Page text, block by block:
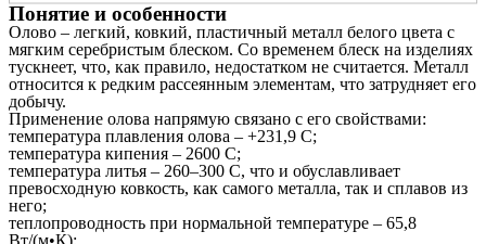
Понятие и особенности
Олово – легкий, ковкий, пластичный металл белого цвета с
мягким серебристым блеском. Со временем блеск на изделиях
тускнеет, что, как правило, недостатком не считается. Металл
относится к редким рассеянным элементам, что затрудняет его
добычу.
Применение олова напрямую связано с его свойствами:
температура плавления олова – +231,9 С;
температура кипения – 2600 С;
температура литья – 260–300 С, что и обуславливает
превосходную ковкость, как самого металла, так и сплавов из
него;
теплопроводность при нормальной температуре – 65,8
Вт/(м•К);